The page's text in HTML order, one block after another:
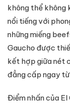
không thể không
nổi tiếng với
những miếng
Gaucho được
kết hợp giữa nét
đẳng cấp ngay
Điểm nhấn của